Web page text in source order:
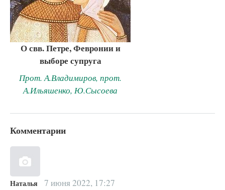
О свв. Петре, Февронии и
выборе супруга
Прот. А.Владимиров, прот.
А.Ильяшенко, Ю.Сысоева
Комментарии
Наталья 7 июня 2022, 17:27